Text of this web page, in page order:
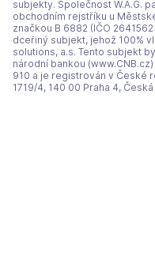
subjekty. Společnost W.A.G.
obchodním rejstříku u
značkou B 6882 (IČO
dceřiný subjekt, jehož 100%
solutions, a.s. Tento subjekt
národní bankou
910 a je registrován v České
1719/4, 140 00 Praha 4,